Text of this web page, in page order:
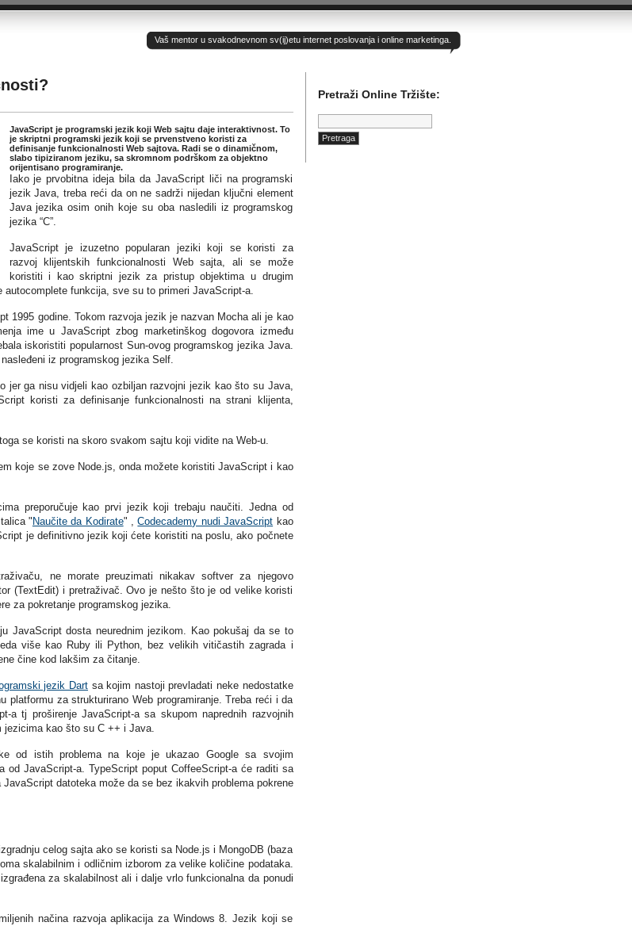
Vaš mentor u svakodnevnom sv(ij)etu internet poslovanja i online marketinga.
JavaScript je programski jezik koji Web sajtu daje interaktivnost. To
je skriptni programski jezik koji se prvenstveno koristi za
definisanje funkcionalnosti Web sajtova. Radi se o dinamičnom,
slabo tipiziranom jeziku, sa skromnom podrškom za objektno
orijentisano programiranje.
Iako je prvobitna ideja bila da JavaScript liči na programski
jezik Java, treba reći da on ne sadrži nijedan ključni element
Java jezika osim onih koje su oba nasledili iz programskog
jezika “C”.
JavaScript je izuzetno popularan jeziki koji se koristi za
razvoj klijentskih funkcionalnosti Web sajta, ali se može
koristiti i kao skriptni jezik za pristup objektima u drugim
funkcija, sve su to primeri JavaScript-a.
1995 godine. Tokom razvoja jezik je nazvan Mocha ali je kao
ime u JavaScript zbog marketinškog dogovora između
iskoristiti popularnost Sun-ovog programskog jezika Java.
iz programskog jezika Self.
jer ga nisu vidjeli kao ozbiljan razvojni jezik kao što su Java,
koristi za definisanje funkcionalnosti na strani klijenta,
se koristi na skoro svakom sajtu koji vidite na Web-u.
koje se zove Node.js, onda možete koristiti JavaScript i kao
preporučuje kao prvi jezik koji trebaju naučiti. Jedna od
"Naučite da Kodirate" ,Codecademy nudi JavaScript kao
je definitivno jezik koji ćete koristiti na poslu, ako počnete
ne morate preuzimati nikakav softver za njegovo
(TextEdit) i pretraživač. Ovo je nešto što je od velike koristi
za pokretanje programskog jezika.
JavaScript dosta neurednim jezikom. Kao pokušaj da se to
više kao Ruby ili Python, bez velikih vitičastih zagrada i
čine kod lakšim za čitanje.
jezik Dartsa kojim nastoji prevladati neke nedostatke
za strukturirano Web programiranje. Treba reći i da
a tj proširenje JavaScript-a sa skupom naprednih razvojnih
jezicima kao što su C ++ i Java.
od istih problema na koje je ukazao Google sa svojim
od JavaScript-a. TypeScript poput CoffeeScript-a će raditi sa
datoteka može da se bez ikakvih problema pokrene
celog sajta ako se koristi sa Node.js i MongoDB (baza
skalabilnim i odličnim izborom za velike količine podataka.
za skalabilnost ali i dalje vrlo funkcionalna da ponudi
načina razvoja aplikacija za Windows 8. Jezik koji se
Pretraži Online Tržište:
Pretraga: